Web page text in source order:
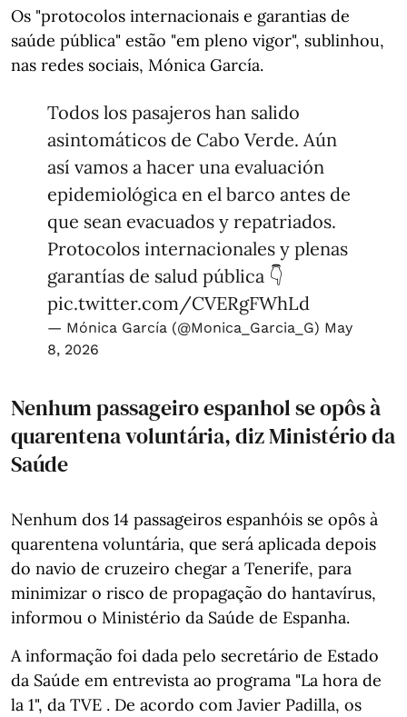
Os "protocolos internacionais e garantias de
saúde pública" estão "em pleno vigor", sublinhou,
nas redes sociais, Mónica García.
Todos los pasajeros han salido
asintomáticos de Cabo Verde. Aún
así vamos a hacer una evaluación
epidemiológica en el barco antes de
que sean evacuados y repatriados.
Protocolos internacionales y plenas
garantías de salud pública 👇
pic.twitter.com/CVERgFWhLd
— Mónica García (@Monica_Garcia_G) May
8, 2026
Nenhum passageiro espanhol se opôs à
quarentena voluntária, diz Ministério da
Saúde
Nenhum dos 14 passageiros espanhóis se opôs à
quarentena voluntária, que será aplicada depois
do navio de cruzeiro chegar a Tenerife, para
minimizar o risco de propagação do hantavírus,
informou o Ministério da Saúde de Espanha.
A informação foi dada pelo secretário de Estado
da Saúde em entrevista ao programa "La hora de
la 1", da TVE . De acordo com Javier Padilla, os